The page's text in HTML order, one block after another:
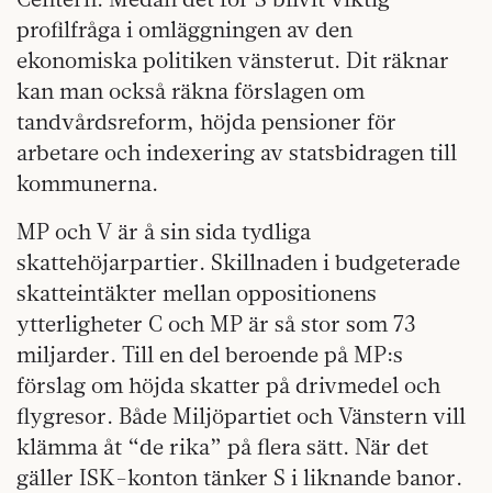
profilfråga i omläggningen av den
ekonomiska politiken vänsterut. Dit räknar
kan man också räkna förslagen om
tandvårdsreform, höjda pensioner för
arbetare och indexering av statsbidragen till
kommunerna.
MP och V är å sin sida tydliga
skattehöjarpartier. Skillnaden i budgeterade
skatteintäkter mellan oppositionens
ytterligheter C och MP är så stor som 73
miljarder. Till en del beroende på MP:s
förslag om höjda skatter på drivmedel och
flygresor. Både Miljöpartiet och Vänstern vill
klämma åt “de rika” på flera sätt. När det
gäller ISK-konton tänker S i liknande banor.